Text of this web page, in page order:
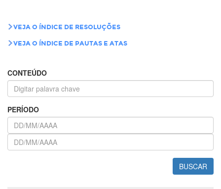
VEJA O ÍNDICE DE RESOLUÇÕES
VEJA O ÍNDICE DE PAUTAS E ATAS
CONTEÚDO
PERÍODO
BUSCAR